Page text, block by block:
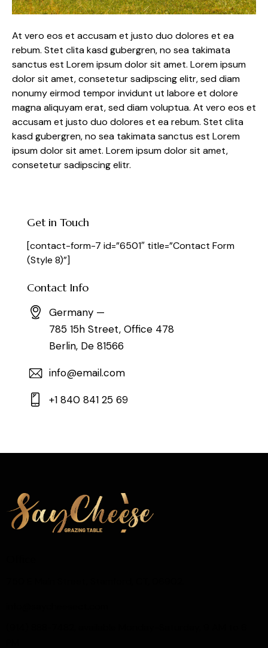
At vero eos et accusam et justo duo dolores et ea
rebum. Stet clita kasd gubergren, no sea takimata
sanctus est Lorem ipsum dolor sit amet. Lorem ipsum
dolor sit amet, consetetur sadipscing elitr, sed diam
nonumy eirmod tempor invidunt ut labore et dolore
magna aliquyam erat, sed diam voluptua. At vero eos et
accusam et justo duo dolores et ea rebum. Stet clita
kasd gubergren, no sea takimata sanctus est Lorem
ipsum dolor sit amet. Lorem ipsum dolor sit amet,
consetetur sadipscing elitr.
Get in Touch
[contact-form-7 id=”6501″ title=”Contact Form
(Style 8)”]
Contact Info
Germany —
785 15h Street, Office 478
Berlin, De 81566
info@email.com
+1 840 841 25 69